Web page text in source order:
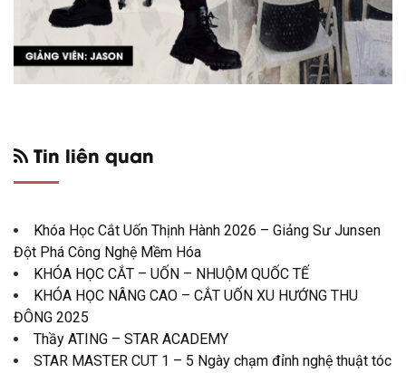
Tin liên quan
Khóa Học Cắt Uốn Thịnh Hành 2026 – Giảng Sư Junsen
Đột Phá Công Nghệ Mềm Hóa
KHÓA HỌC CẮT – UỐN – NHUỘM QUỐC TẾ
KHÓA HỌC NÂNG CAO – CẮT UỐN XU HƯỚNG THU
ĐÔNG 2025
Thầy ATING – STAR ACADEMY
STAR MASTER CUT 1 – 5 Ngày chạm đỉnh nghệ thuật tóc